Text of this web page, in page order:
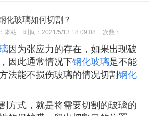
化玻璃如何切割？
本站 时间： 2021/5/13 18:09:08 次数：
因为张应力的存在，如果出现破
因此通常情况下钢化玻璃是不能
法能不损伤玻璃的情况切割钢化
方式，就是将需要切割的玻璃的